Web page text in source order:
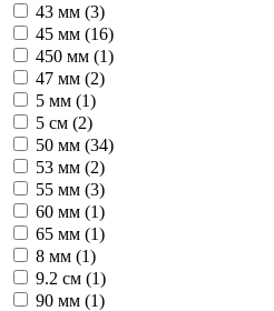
43 мм (3)
45 мм (16)
450 мм (1)
47 мм (2)
5 мм (1)
5 см (2)
50 мм (34)
53 мм (2)
55 мм (3)
60 мм (1)
65 мм (1)
8 мм (1)
9.2 см (1)
90 мм (1)